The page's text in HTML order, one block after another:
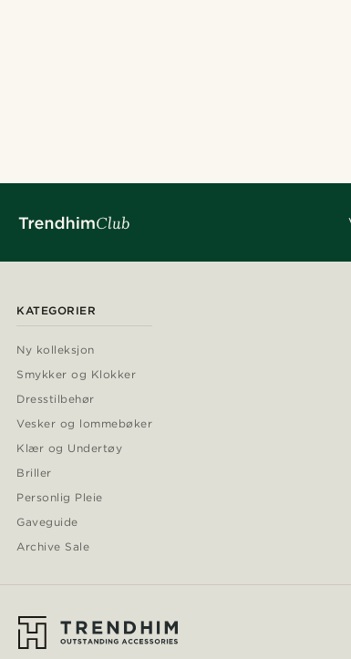
KATEGORIER
Ny kolleksjon
Smykker og Klokker
Dresstilbehør
Vesker og lommebøker
Klær og Undertøy
Briller
Personlig Pleie
Gaveguide
Archive Sale